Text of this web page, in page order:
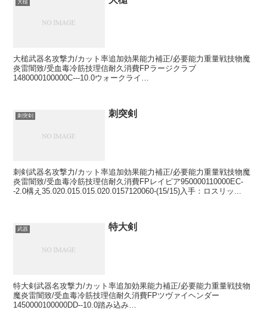
大槌
大槌武器名攻撃力/カット率追加効果能力補正/必要能力重量戦技物魔
炎雷闇致/受血毒冷筋技理信耐久消費FPラージクラブ
1480000100000C---10.0ウォークライ
刺突剣 刺突剣
刺剣武器名攻撃力/カット率追加効果能力補正/必要能力重量戦技物魔
炎雷闇致/受血毒冷筋技理信耐久消費FPレイピア950000110000EC-
-2.0構え35.020.015.015.020.0157120060-(15/15)入手：ロスリッ...
武器 特大剣
特大剣武器名攻撃力/カット率追加効果能力補正/必要能力重量戦技物
魔炎雷闇致/受血毒冷筋技理信耐久消費FPツヴァイヘンダー
1450000100000DD--10.0踏み込み